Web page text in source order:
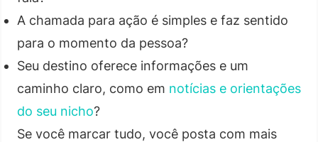
A chamada para ação é simples e faz sentido
para o momento da pessoa?
Seu destino oferece informações e um
caminho claro, como em notícias e orientações
do seu nicho?
Se você marcar tudo, você posta com mais